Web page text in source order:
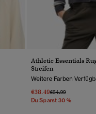
Athletic Essentials
Streifen
Weitere Farben
€38.49Preis Wurde
€54.99Bis
Du Sparst 30 %